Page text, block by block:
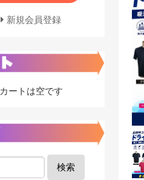
新規会員登録
カートは空です
検索